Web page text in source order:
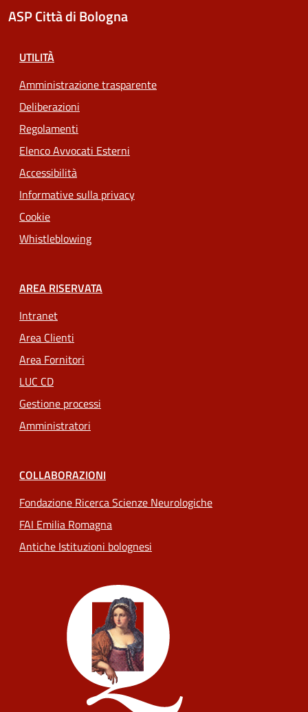
ASP Città di Bologna
UTILITÀ
Amministrazione trasparente
Deliberazioni
Regolamenti
Elenco Avvocati Esterni
Accessibilità
Informative sulla privacy
Cookie
Whistleblowing
AREA RISERVATA
Intranet
Area Clienti
Area Fornitori
LUC CD
Gestione processi
Amministratori
COLLABORAZIONI
Fondazione Ricerca Scienze Neurologiche
FAI Emilia Romagna
Antiche Istituzioni bolognesi